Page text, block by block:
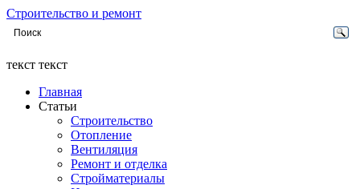
Строительство и ремонт
текст текст
Главная
Статьи
Строительство
Отопление
Вентиляция
Ремонт и отделка
Стройматериалы